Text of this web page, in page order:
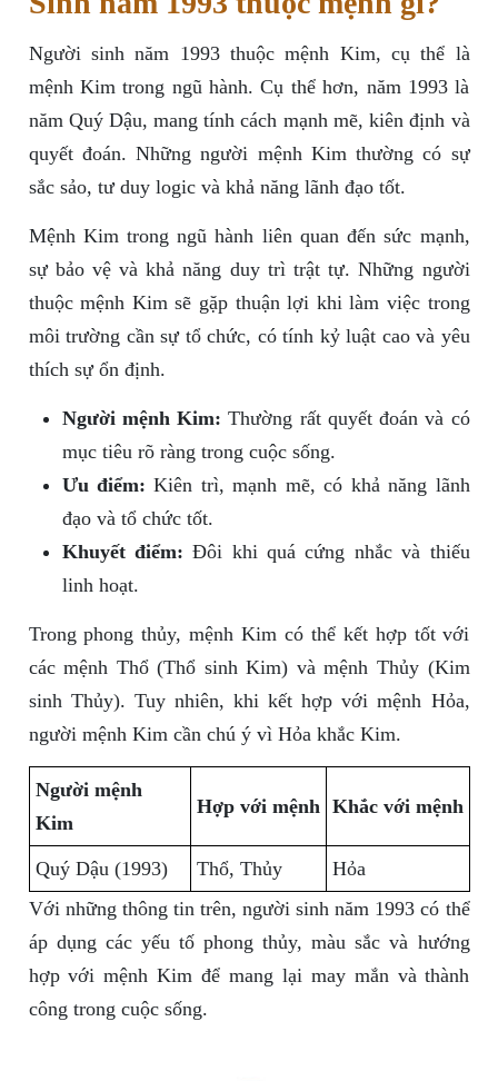
Người sinh năm 1993 thuộc mệnh Kim, cụ thể là
mệnh Kim trong ngũ hành. Cụ thể hơn, năm 1993 là
năm Quý Dậu, mang tính cách mạnh mẽ, kiên định và
quyết đoán. Những người mệnh Kim thường có sự
sắc sảo, tư duy logic và khả năng lãnh đạo tốt.
Mệnh Kim trong ngũ hành liên quan đến sức mạnh,
sự bảo vệ và khả năng duy trì trật tự. Những người
thuộc mệnh Kim sẽ gặp thuận lợi khi làm việc trong
môi trường cần sự tổ chức, có tính kỷ luật cao và yêu
thích sự ổn định.
Người mệnh Kim: Thường rất quyết đoán và có
mục tiêu rõ ràng trong cuộc sống.
Ưu điểm: Kiên trì, mạnh mẽ, có khả năng lãnh
đạo và tổ chức tốt.
Khuyết điểm: Đôi khi quá cứng nhắc và thiếu
linh hoạt.
Trong phong thủy, mệnh Kim có thể kết hợp tốt với
các mệnh Thổ (Thổ sinh Kim) và mệnh Thủy (Kim
sinh Thủy). Tuy nhiên, khi kết hợp với mệnh Hỏa,
người mệnh Kim cần chú ý vì Hỏa khắc Kim.
Người mệnh
Kim
Hợp với mệnh Khắc với mệnh
Quý Dậu (1993) Thổ, Thủy
Hỏa
Với những thông tin trên, người sinh năm 1993 có thể
áp dụng các yếu tố phong thủy, màu sắc và hướng
hợp với mệnh Kim để mang lại may mắn và thành
công trong cuộc sống.